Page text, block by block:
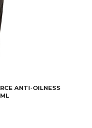
ANTI-OILNESS